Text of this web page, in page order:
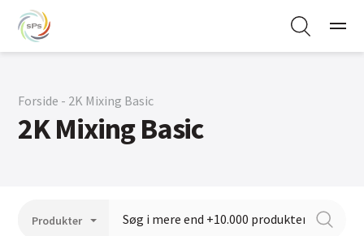
Forside - 2K Mixing Basic
2K Mixing Basic